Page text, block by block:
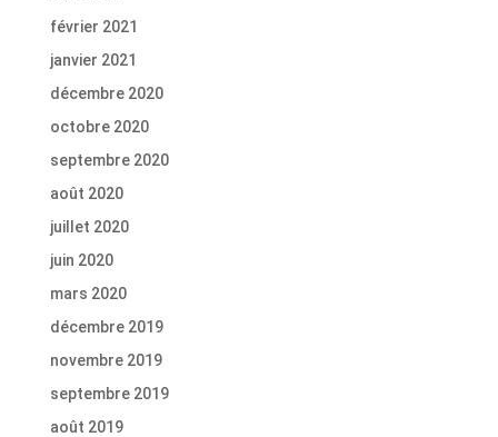
février 2021
janvier 2021
décembre 2020
octobre 2020
septembre 2020
août 2020
juillet 2020
juin 2020
mars 2020
décembre 2019
novembre 2019
septembre 2019
août 2019